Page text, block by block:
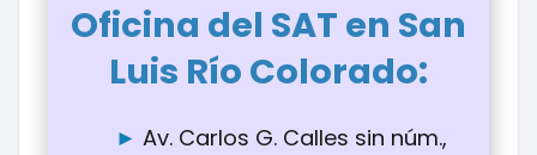
Oficina del SAT en San
Luis Río Colorado:
Av. Carlos G. Calles sin núm.,